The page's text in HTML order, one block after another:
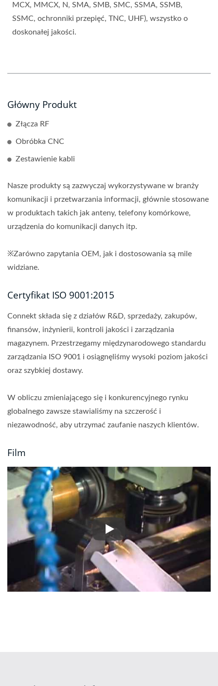
MCX, MMCX, N, SMA, SMB, SMC, SSMA, SSMB,
SSMC, ochronniki przepięć, TNC, UHF), wszystko o
doskonałej jakości.
Główny Produkt
Złącza RF
Obróbka CNC
Zestawienie kabli
Nasze produkty są zazwyczaj wykorzystywane w branży
komunikacji i przetwarzania informacji, głównie stosowane
w produktach takich jak anteny, telefony komórkowe,
urządzenia do komunikacji danych itp.
※Zarówno zapytania OEM, jak i dostosowania są mile
widziane.
Certyfikat ISO 9001:2015
Connekt składa się z działów R&D, sprzedaży, zakupów,
finansów, inżynierii, kontroli jakości i zarządzania
magazynem. Przestrzegamy międzynarodowego standardu
zarządzania ISO 9001 i osiągnęliśmy wysoki poziom jakości
oraz szybkiej dostawy.
W obliczu zmieniającego się i konkurencyjnego rynku
globalnego zawsze stawialiśmy na szczerość i
niezawodność, aby utrzymać zaufanie naszych klientów.
Film
Profil firmy